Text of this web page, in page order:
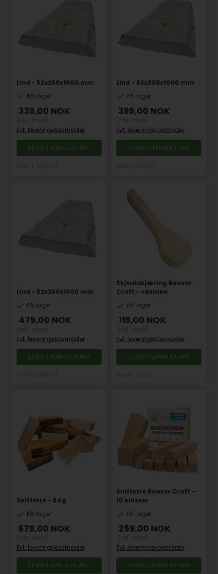
Lind - 52x250x1000 mm
På lager
339,00 NOK
Evt. leveringskostnader
Lind - 52x300x1000 mm
På lager
399,00 NOK
Evt. leveringskostnader
Lind - 52x350x1000 mm
På lager
479,00 NOK
Evt. leveringskostnader
Skjeutskjæring Beaver
Craft – råemne
På lager
119,00 NOK
Evt. leveringskostnader
Snittetre - 8 kg
På lager
679,00 NOK
Evt. leveringskostnader
Snittetre Beaver Craft –
10 klosser
På lager
259,00 NOK
Evt. leveringskostnader